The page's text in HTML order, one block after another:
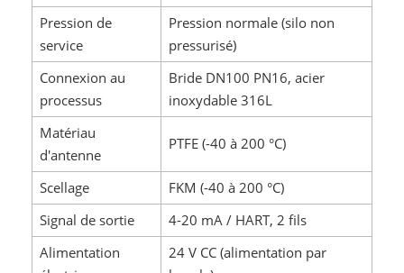
Pression de
service
Pression normale (silo non
pressurisé)
Connexion au
processus
Bride DN100 PN16, acier
inoxydable 316L
Matériau
d'antenne
PTFE (-40 à 200 °C)
Scellage
FKM (-40 à 200 °C)
Signal de sortie
4-20 mA / HART, 2 fils
Alimentation
24 V CC (alimentation par